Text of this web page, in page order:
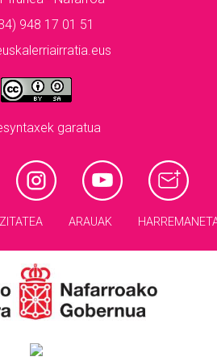
948 17 01 51
garatua
ARAUAK